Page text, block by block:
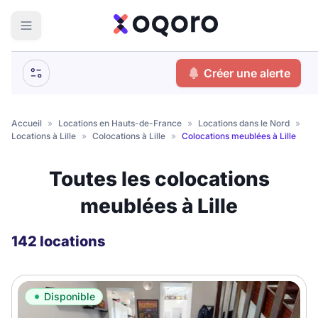
Votre
Que recherchez-vous ?
Logement entier
Coliving
Résidence étudiante
Meublé ?
recherche
Créer une alerte
Accueil » Locations en Hauts-de-France » Locations dans le Nord »
Locations à Lille » Colocations à Lille » Colocations meublées à Lille
Toutes les colocations
meublées à Lille
142 locations
Disponible